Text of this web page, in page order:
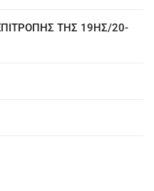
ΤΗΣ 19ΗΣ/20-